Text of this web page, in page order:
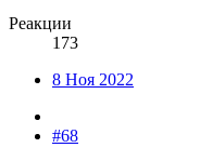
Реакции
173
8 Ноя 2022
#68